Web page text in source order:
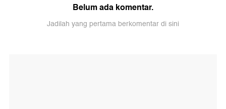
Belum ada komentar.
Jadilah yang pertama berkomentar di sini